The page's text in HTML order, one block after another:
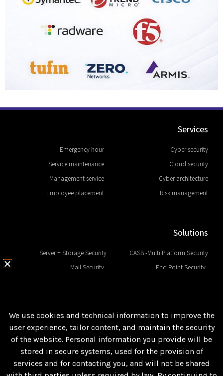
Services
Cyber security
Cloud security
Cyber architecture
Risk management
Emergency hour
Service maintenance
Management service
Employee placement
Solutions
CASB -Multi Platform Security
End Point Security
DLP and Sensitive Data
Server + Storage Security
Mail Security
SIEM and Big Data
Follow us
Facebook
We use cookies and technical information to improve the
user experience, tailor content, and maintain the security
of the website. Personal information you provide will be
stored in secure systems, used for the provision of
services and for contacting you, and will not be shared